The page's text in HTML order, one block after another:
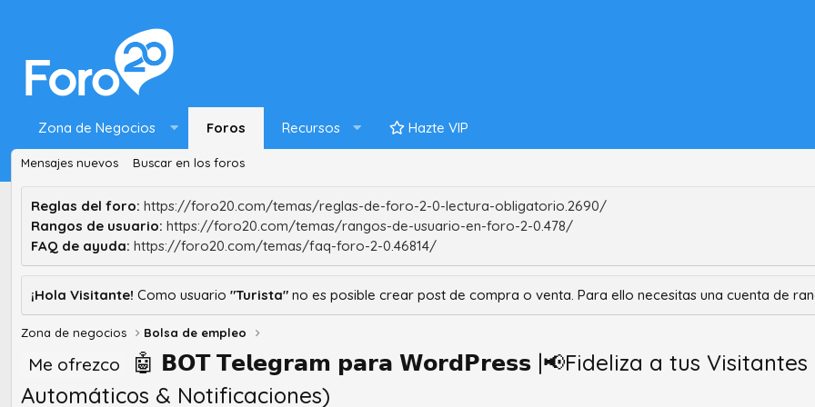
Zona de Negocios Foros Recursos Hazte VIP
Mensajes nuevos Buscar en los foros
Reglas del foro: https://foro20.com/temas/reglas-de-foro-2-0-lectura-obligatorio.2690/
Rangos de usuario: https://foro20.com/temas/rangos-de-usuario-en-foro-2-0.478/
FAQ de ayuda: https://foro20.com/temas/faq-foro-2-0.46814/
¡Hola Visitante! Como usuario "Turista" no es posible crear post de compra o venta. Para ello necesitas una cuenta de
Zona de negocios Bolsa de empleo
Me ofrezco
🤖 𝗕𝗢𝗧 𝗧𝗲𝗹𝗲𝗴𝗿𝗮𝗺 𝗽𝗮𝗿𝗮 𝗪𝗼𝗿𝗱𝗣𝗿𝗲𝘀𝘀 |📢Fideliza a tus Visitantes
Automáticos & Notificaciones)